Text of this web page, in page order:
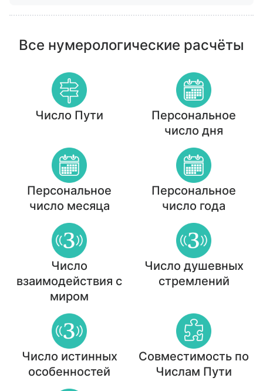
Все нумерологические расчёты
Число Пути
Персональное
число дня
Персональное
число месяца
Персональное
число года
Число
взаимодействия с
миром
Число душевных
стремлений
Число истинных
особенностей
Совместимость по
Числам Пути